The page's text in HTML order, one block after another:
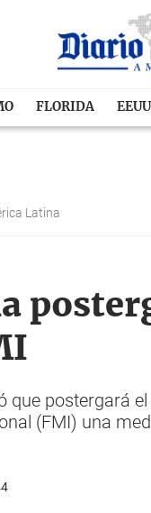
FLORIDA EEUU
Latina
que postergará
(FMI) una